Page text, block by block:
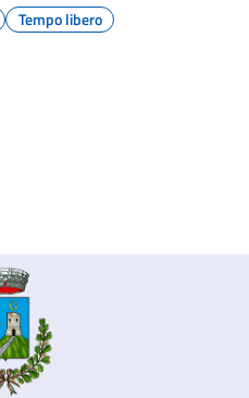
Tempo libero